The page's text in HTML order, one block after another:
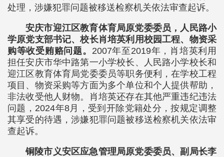
处理，涉嫌犯罪问题被移送检察机关依法审查起诉。
安庆市迎江区教育体育局原党委委员，人民路小
学原党支部书记、校长肖培英利用校园工程、物资采
购等收受贿赂问题。 2007年至2019年，肖培英利用
担任安庆市华中路第一小学校长、人民路小学校长和
迎江区教育体育局党委委员等职务便利，在学校工程
项目、物资采购等方面为多个单位和个人提供帮助，
非法收受他人财物。肖培英还存在其他严重违纪违法
问题，2024年8月，受到开除党籍处分，按规定调整
其享受的待遇，涉嫌犯罪问题被移送检察机关依法审
查起诉。
铜陵市义安区应急管理局原党委委员、副局长李